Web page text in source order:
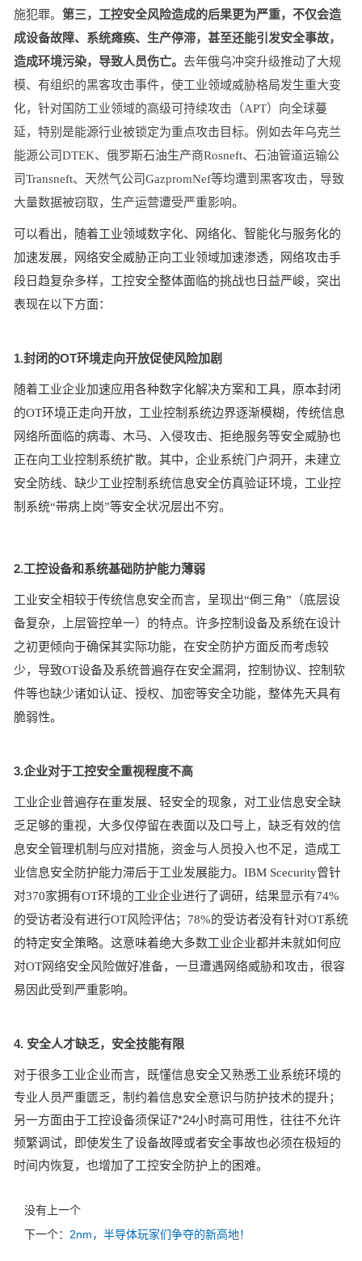
施犯罪。 第三，工控安全风险造成的后果更为严重，不仅会造
成设备故障、系统瘫痪、生产停滞，甚至还能引发安全事故，
造成环境污染，导致人员伤亡。 去年俄乌冲突升级推动了大规
模、有组织的黑客攻击事件，使工业领域威胁格局发生重大变
化，针对国防工业领域的高级可持续攻击（APT）向全球蔓
延，特别是能源行业被锁定为重点攻击目标。例如去年乌克兰
能源公司DTEK、俄罗斯石油生产商Rosneft、石油管道运输公
司Transneft、天然气公司GazpromNef等均遭到黑客攻击，导致
大量数据被窃取，生产运营遭受严重影响。
可以看出，随着工业领域数字化、网络化、智能化与服务化的
加速发展，网络安全威胁正向工业领域加速渗透，网络攻击手
段日趋复杂多样，工控安全整体面临的挑战也日益严峻，突出
表现在以下方面：
1.封闭的OT环境走向开放促使风险加剧
随着工业企业加速应用各种数字化解决方案和工具，原本封闭
的OT环境正走向开放，工业控制系统边界逐渐模糊，传统信息
网络所面临的病毒、木马、入侵攻击、拒绝服务等安全威胁也
正在向工业控制系统扩散。其中，企业系统门户洞开，未建立
安全防线、缺少工业控制系统信息安全仿真验证环境，工业控
制系统“带病上岗”等安全状况层出不穷。
2.工控设备和系统基础防护能力薄弱
工业安全相较于传统信息安全而言，呈现出“倒三角”（底层设
备复杂，上层管控单一）的特点。许多控制设备及系统在设计
之初更倾向于确保其实际功能，在安全防护方面反而考虑较
少，导致OT设备及系统普遍存在安全漏洞，控制协议、控制软
件等也缺少诸如认证、授权、加密等安全功能，整体先天具有
脆弱性。
3.企业对于工控安全重视程度不高
工业企业普遍存在重发展、轻安全的现象，对工业信息安全缺
乏足够的重视，大多仅停留在表面以及口号上，缺乏有效的信
息安全管理机制与应对措施，资金与人员投入也不足，造成工
业信息安全防护能力滞后于工业发展能力。IBM Scecurity曾针
对370家拥有OT环境的工业企业进行了调研，结果显示有74%
的受访者没有进行OT风险评估；78%的受访者没有针对OT系统
的特定安全策略。这意味着绝大多数工业企业都并未就如何应
对OT网络安全风险做好准备，一旦遭遇网络威胁和攻击，很容
易因此受到严重影响。
4. 安全人才缺乏，安全技能有限
对于很多工业企业而言，既懂信息安全又熟悉工业系统环境的
专业人员严重匮乏，制约着信息安全意识与防护技术的提升；
另一方面由于工控设备须保证7*24小时高可用性，往往不允许
频繁调试，即使发生了设备故障或者安全事故也必须在极短的
时间内恢复，也增加了工控安全防护上的困难。
没有上一个
下一个： 2nm，半导体玩家们争夺的新高地！